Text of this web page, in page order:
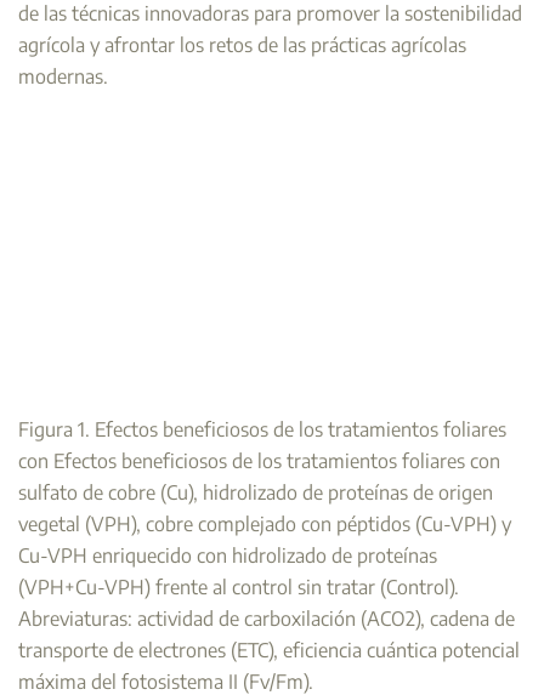
de las técnicas innovadoras para promover la sostenibilidad
agrícola y afrontar los retos de las prácticas agrícolas
modernas.
Figura 1. Efectos beneficiosos de los tratamientos foliares
con Efectos beneficiosos de los tratamientos foliares con
sulfato de cobre (Cu), hidrolizado de proteínas de origen
vegetal (VPH), cobre complejado con péptidos (Cu-VPH) y
Cu-VPH enriquecido con hidrolizado de proteínas
(VPH+Cu-VPH) frente al control sin tratar (Control).
Abreviaturas: actividad de carboxilación (ACO2), cadena de
transporte de electrones (ETC), eficiencia cuántica potencial
máxima del fotosistema II (Fv/Fm).